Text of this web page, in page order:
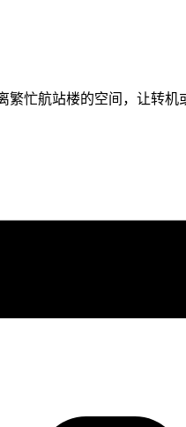
忙航站楼的空间，让转机